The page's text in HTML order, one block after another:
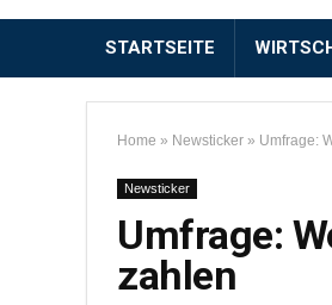
STARTSEITE
Home » Newsticker » Umfrage:
Newsticker
Umfrage:
zahlen